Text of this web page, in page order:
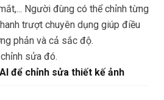
Người đùng có thể chỉnh từng
trượt chuyên dụng giúp điều
phản và cả sắc độ.
sửa đó.
để chỉnh sửa thiết kế ảnh